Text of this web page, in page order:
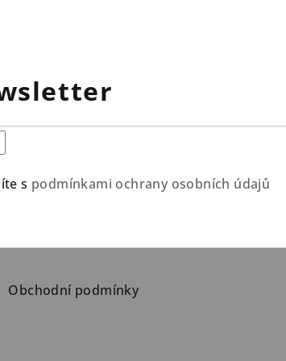
s podmínkami ochrany osobních údajů
Obchodní podmínky